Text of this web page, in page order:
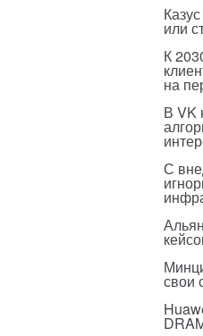
или
К
на
В VK
С
свои